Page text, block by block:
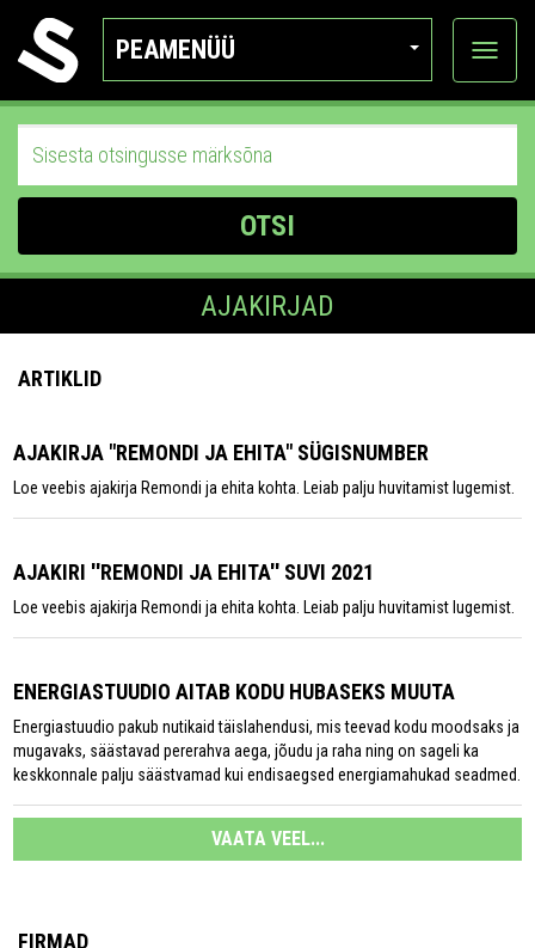
PEAMENÜÜ
Ava
OTSI
AJAKIRJAD
ARTIKLID
AJAKIRJA "REMONDI JA EHITA" SÜGISNUMBER
Loe veebis ajakirja Remondi ja ehita kohta. Leiab palju huvitamist lugemist.
AJAKIRI ''REMONDI JA EHITA'' SUVI 2021
Loe veebis ajakirja Remondi ja ehita kohta. Leiab palju huvitamist lugemist.
ENERGIASTUUDIO AITAB KODU HUBASEKS MUUTA
Energiastuudio pakub nutikaid täislahendusi, mis teevad kodu moodsaks ja
mugavaks, säästavad pererahva aega, jõudu ja raha ning on sageli ka
keskkonnale palju säästvamad kui endisaegsed energiamahukad seadmed.
VAATA VEEL...
FIRMAD